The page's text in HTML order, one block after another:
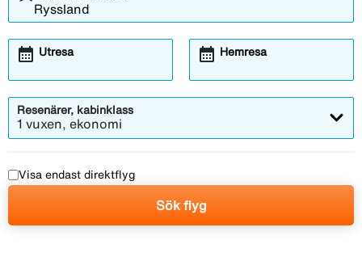
Utresa
calendar_month Hemresa
calendar_month
Resenärer, kabinklass
1 vuxen, ekonomi
Visa endast direktflyg
Sök flyg